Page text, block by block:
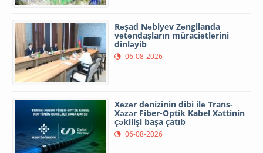
Rəşad Nəbiyev Zəngilanda
vətəndaşların müraciətlərini
dinləyib
06-08-2026
Xəzər dənizinin dibi ilə Trans-
Xəzər Fiber-Optik Kabel Xəttinin
çəkilişi başa çatıb
06-08-2026